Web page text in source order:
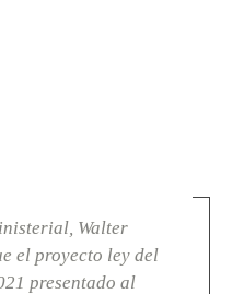
Walter
el proyecto ley del
presentado al